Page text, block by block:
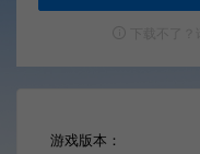
游戏版本：